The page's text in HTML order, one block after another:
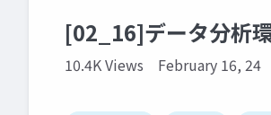
[02_16]データ分析
10.4K Views February 16, 24